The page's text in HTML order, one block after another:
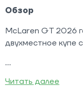
Обзор
McLaren GT 2026
двухместное купе
Читать далее